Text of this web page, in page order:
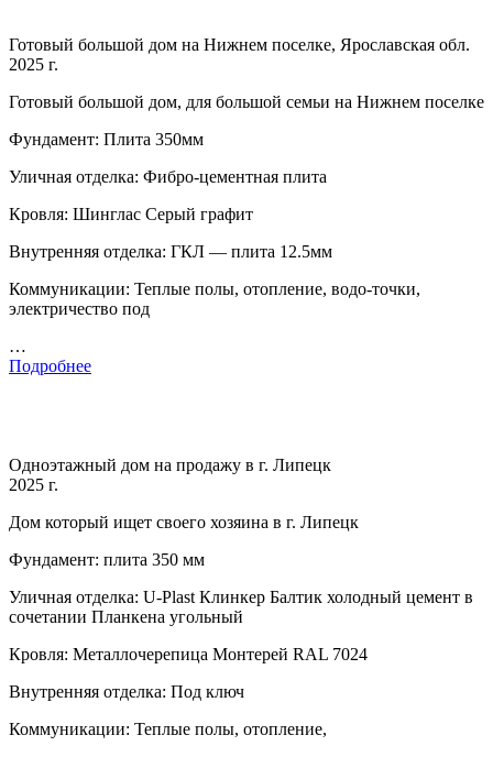
Готовый большой дом на Нижнем поселке, Ярославская обл.
2025 г.
Готовый большой дом, для большой семьи на Нижнем поселке
Фундамент: Плита 350мм
Уличная отделка: Фибро-цементная плита
Кровля: Шинглас Серый графит
Внутренняя отделка: ГКЛ — плита 12.5мм
Коммуникации: Теплые полы, отопление, водо-точки,
электричество под
…
Подробнее
Одноэтажный дом на продажу в г. Липецк
2025 г.
Дом который ищет своего хозяина в г. Липецк
Фундамент: плита 350 мм
Уличная отделка: U-Plast Клинкер Балтик холодный цемент в
сочетании Планкена угольный
Кровля: Металлочерепица Монтерей RAL 7024
Внутренняя отделка: Под ключ
Коммуникации: Теплые полы, отопление,